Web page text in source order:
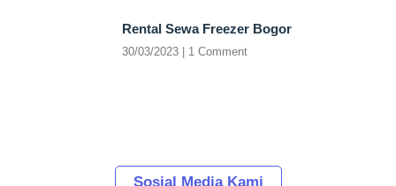
Rental Sewa Freezer Bogor
30/03/2023 1 Comment
Sosial Media Kami